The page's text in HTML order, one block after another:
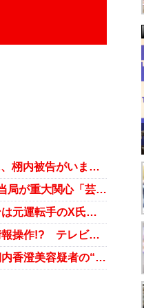
裏取引も!? 罪を認めて保釈見込みのASKA被告とは対照的に、栩内被告がいまだ否認を続ける理由とは――
異例の3度目逮捕！ ASKA容疑者の薬物入手“都内ルート”に当局が重大関心「芸能界に近い勢力」
ASKAからつながる飯島愛さんと“芸能人薬物ルート”キーマンは元運転手のX氏か!?
ASKAと“ズブズブ”のパソナを守るべく、芸能界の実力者が情報操作!? テレビ各局は言いなりに……
「シャブセフレ」ついに判明！ ASKAと一緒に逮捕された栩内香澄美容疑者の“正体と接点”